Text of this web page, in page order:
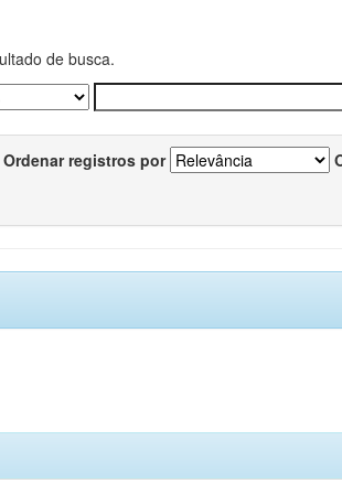
de busca.
Ordenar registros por